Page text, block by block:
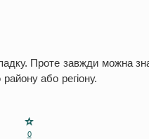
Проте завжди можна
або регіону.
0